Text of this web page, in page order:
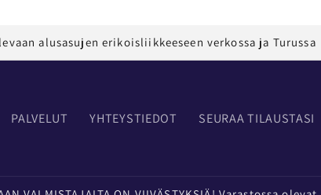
alusasujen erikoisliikkeeseen verkossa ja Turussa
PALVELUT YHTEYSTIEDOT SEURAA TILAUSTASI